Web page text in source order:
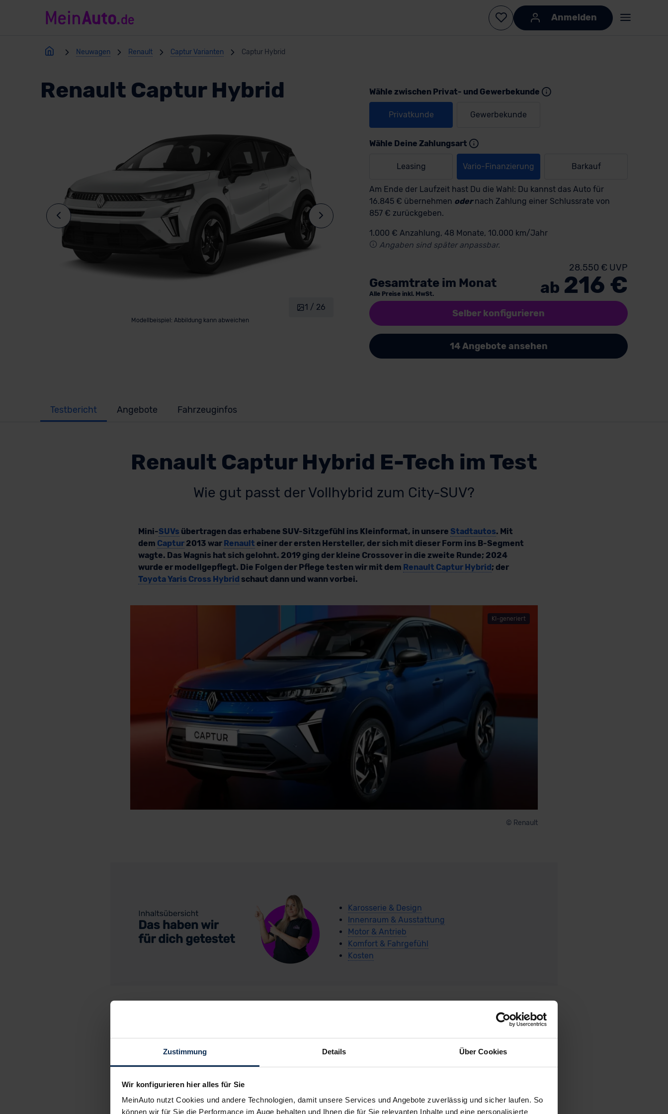
Zustimmung Details Über Cookies
Wir konfigurieren hier alles für Sie
MeinAuto nutzt Cookies und andere Technologien, damit unsere Services und Angebote zuverlässig und sicher laufen. So
können wir für Sie die Performance im Auge behalten und Ihnen die für Sie relevanten Inhalte und eine personalisierte
Anmelden
Neuwagen Renault Captur Varianten Captur Hybrid
Renault Captur Hybrid
Modellbeispiel: Abbildung kann abweichen
1 / 26
Wähle zwischen Privat- und Gewerbekunde
Privatkunde Gewerbekunde
Wähle Deine Zahlungsart
Leasing Vario-Finanzierung Barkauf
Am Ende der Laufzeit hast Du die Wahl: Du kannst das Auto für
16.845 € übernehmen odernach Zahlung einer Schlussrate von
857 € zurückgeben.
1.000 € Anzahlung, 48 Monate, 10.000 km/Jahr
Angaben sind später anpassbar.
Gesamtrate im Monat
Alle Preise inkl. MwSt.
28.550 € UVP
ab 216 €
Selber konfigurieren
14 Angebote ansehen
Testbericht Angebote Fahrzeuginfos
Renault Captur Hybrid E-Tech im Test
Wie gut passt der Vollhybrid zum City-SUV?
Mini-SUVs übertragen das erhabene SUV-Sitzgefühl ins Kleinformat, in unsere Stadtautos. Mit
dem Captur 2013 war Renault einer der ersten Hersteller, der sich mit dieser Form ins B-Segment
wagte. Das Wagnis hat sich gelohnt. 2019 ging der kleine Crossover in die zweite Runde; 2024
wurde er modellgepflegt. Die Folgen der Pflege testen wir mit dem Renault Captur Hybrid; der
Toyota Yaris Cross Hybrid schaut dann und wann vorbei.
KI-generiert
© Renault
Karosserie & Design
Innenraum & Ausstattung
Motor & Antrieb
Komfort & Fahrgefühl
Kosten
CarCoach-Schnellcheck